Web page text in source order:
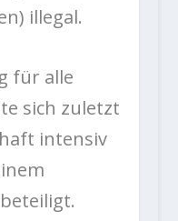
illegal.
für alle
sich zuletzt
intensiv